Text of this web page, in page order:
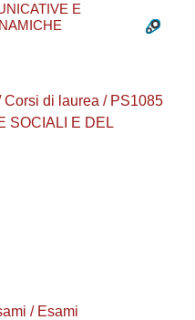
E
Corsi di laurea / PS1085
SOCIALI E DEL
/ Esami